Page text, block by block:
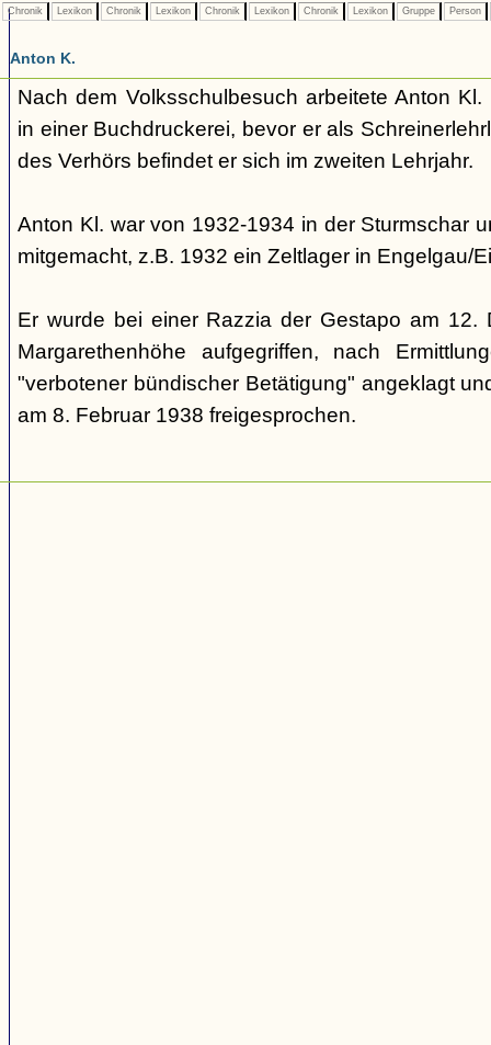
Chronik Lexikon Chronik Lexikon Chronik Lexikon Chronik Lexikon Gruppe Person
Anton K.
Nach dem Volksschulbesuch arbeitete Anton
in einer Buchdruckerei, bevor er als
des Verhörs befindet er sich im zweiten Lehrjahr.
Anton Kl. war von 1932-1934 in der Sturmschar
mitgemacht, z.B. 1932 ein Zeltlager in Engelgau/
Er wurde bei einer Razzia der Gestapo am 12.
Margarethenhöhe aufgegriffen, nach
"verbotener bündischer Betätigung" angeklagt
am 8. Februar 1938 freigesprochen.